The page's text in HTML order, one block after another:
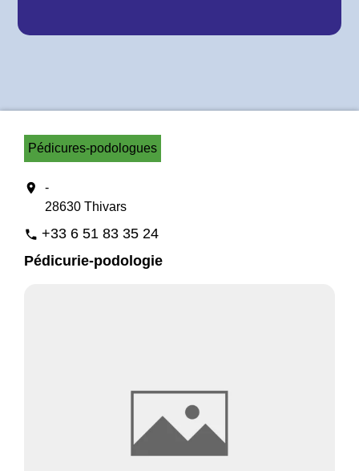
Pédicures-podologues
location_on
-
28630 Thivars
phone +33 6 51 83 35 24
Pédicurie-podologie